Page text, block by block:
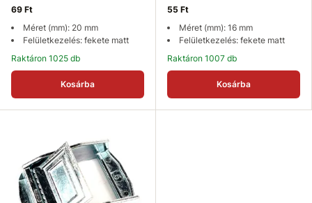
69 Ft
Méret (mm): 20 mm
Felületkezelés: fekete matt
Raktáron 1025 db
Kosárba
55 Ft
Méret (mm): 16 mm
Felületkezelés: fekete matt
Raktáron 1007 db
Kosárba